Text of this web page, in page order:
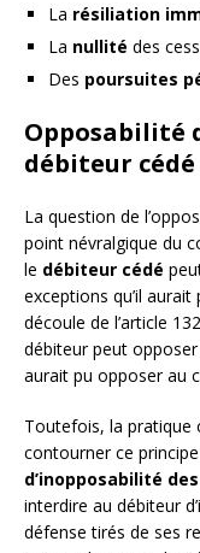
La résiliation
La nullité des
Des poursuites
Opposabilité
débiteur cédé
La question de
point névralgique du
le débiteur cédé
exceptions qu’il
découle de l’article
débiteur peut opposer
aurait pu opposer au
Toutefois, la pratique
contourner ce
d’inopposabilité
interdire au débiteur
défense tirés de ses